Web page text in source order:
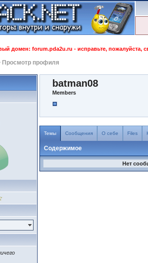
домен: forum.pda2u.ru - исправьте, пожалуйста,
Просмотр профиля
batman08
Members
Темы Сообщения О себе Files
Содержимое
Нет